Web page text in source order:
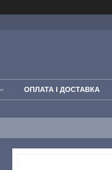
ОПЛАТА І ДОСТАВКА